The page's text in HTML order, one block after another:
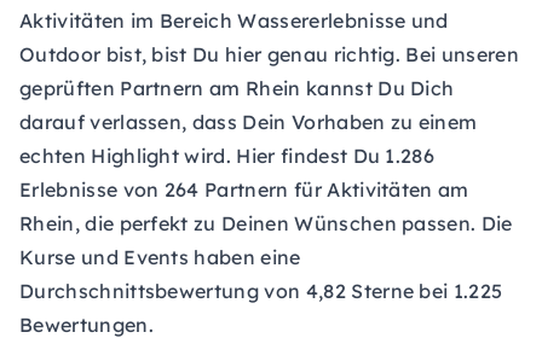
Aktivitäten im Bereich Wassererlebnisse und
Outdoor bist, bist Du hier genau richtig. Bei unseren
geprüften Partnern am Rhein kannst Du Dich
darauf verlassen, dass Dein Vorhaben zu einem
echten Highlight wird. Hier findest Du 1.286
Erlebnisse von 264 Partnern für Aktivitäten am
Rhein, die perfekt zu Deinen Wünschen passen. Die
Kurse und Events haben eine
Durchschnittsbewertung von 4,82 Sterne bei 1.225
Bewertungen.